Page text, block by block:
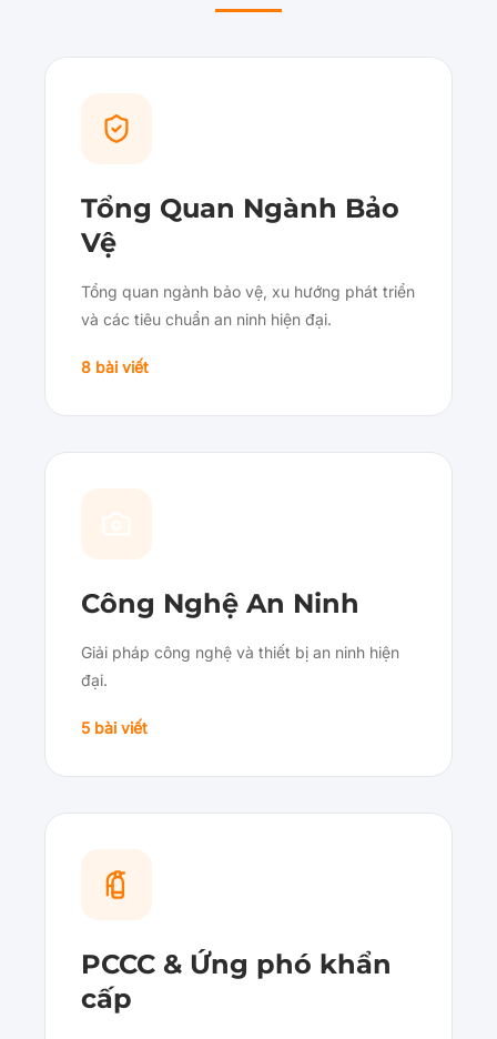
Tổng Quan Ngành Bảo
Vệ
Tổng quan ngành bảo vệ, xu hướng phát triển
và các tiêu chuẩn an ninh hiện đại.
8 bài viết
Công Nghệ An Ninh
Giải pháp công nghệ và thiết bị an ninh hiện
đại.
5 bài viết
PCCC & Ứng phó khẩn
cấp